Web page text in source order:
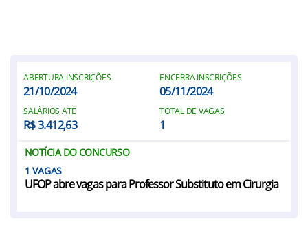
ABERTURA INSCRIÇÕES
21/10/2024
ENCERRA INSCRIÇÕES
05/11/2024
SALÁRIOS ATÉ
R$ 3.412,63
TOTAL DE VAGAS
1
NOTÍCIA DO CONCURSO
1
UFOP abre vagas para Professor Substituto em Cirurgia